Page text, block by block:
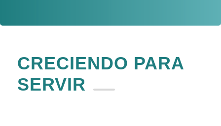
CRECIENDO PARA
SERVIR